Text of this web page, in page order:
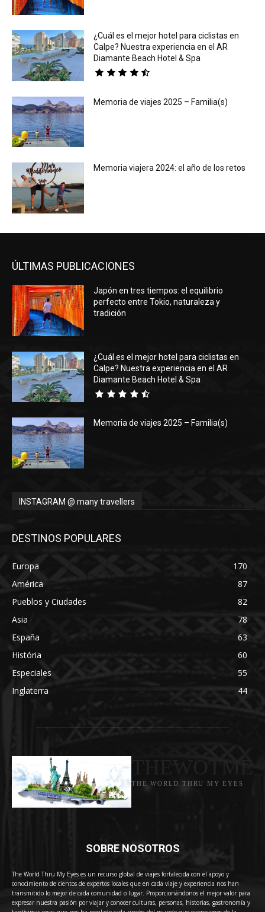
¿Cuál es el mejor hotel para ciclistas en
Calpe? Nuestra experiencia en el AR
Diamante Beach Hotel & Spa
Memoria de viajes 2025 – Familia(s)
Memoria viajera 2024: el año de los retos
ÚLTIMAS PUBLICACIONES
Japón en tres tiempos: el equilibrio
perfecto entre Tokio, naturaleza y
tradición
¿Cuál es el mejor hotel para ciclistas en
Calpe? Nuestra experiencia en el AR
Diamante Beach Hotel & Spa
Memoria de viajes 2025 – Familia(s)
INSTAGRAM @ many travellers
DESTINOS POPULARES
Europa
170
América
87
Pueblos y Ciudades
82
Asia
78
España
63
História
60
Especiales
55
Inglaterra
44
THE WORLD THRU MY EYES
SOBRE NOSOTROS
The World Thru My Eyes es un recurso global de viajes fortalecida con el apoyo y
conocimiento de cientos de expertos locales que en cada viaje y experiencia nos han
transmitido lo mejor de cada comunidad o lugar. Proporcionándonos el mejor valor para
expresar nuestra pasión por viajar y conocer culturas, personas, historias, gastronomía y